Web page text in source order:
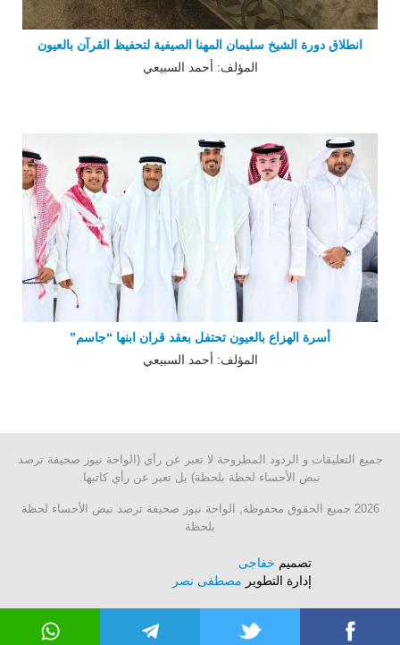
انطلاق دورة الشيخ سليمان المهنا الصيفية لتحفيظ القرآن بالعيون
المؤلف: أحمد السبيعي
أسرة الهزاع بالعيون تحتفل بعقد قران ابنها “جاسم”
المؤلف: أحمد السبيعي
جميع التعليقات و الردود المطروحة لا تعبر عن رأي (الواحة نيوز صحيفة ترصد
نبض الأحساء لحظة بلحظة) بل تعبر عن رأي كاتبها.
2026 جميع الحقوق محفوظة, الواحة نيوز صحيفة ترصد نبض الأحساء لحظة
بلحظة
تصميم خفاجى
إدارة التطوير مصطفى نصر